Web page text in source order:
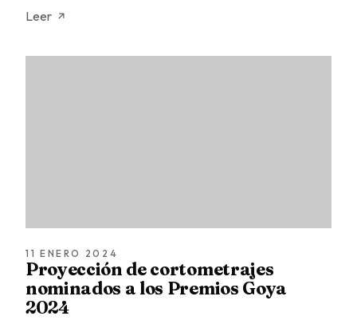
Leer
11 ENERO 2024
Proyección de cortometrajes
nominados a los Premios Goya
2024